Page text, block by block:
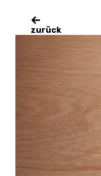
zurück